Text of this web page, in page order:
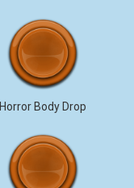
Horror Body Drop